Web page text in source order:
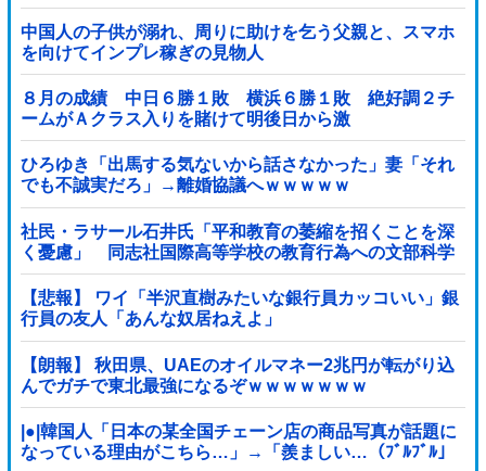
中国人の子供が溺れ、周りに助けを乞う父親と、スマホ
を向けてインプレ稼ぎの見物人
８月の成績 中日６勝１敗 横浜６勝１敗 絶好調２チ
ームがＡクラス入りを賭けて明後日から激
突！！！！！！！！！他
ひろゆき「出馬する気ないから話さなかった」妻「それ
でも不誠実だろ」→離婚協議へｗｗｗｗｗ
社民・ラサール石井氏「平和教育の萎縮を招くことを深
く憂慮」 同志社国際高等学校の教育行為への文部科学
省の対応に関する質問主意書 [少考さん★]
【悲報】 ワイ「半沢直樹みたいな銀行員カッコいい」銀
行員の友人「あんな奴居ねえよ」
【朗報】 秋田県、UAEのオイルマネー2兆円が転がり込
んでガチで東北最強になるぞｗｗｗｗｗｗｗ
|●|韓国人「日本の某全国チェーン店の商品写真が話題に
なっている理由がこちら…」→「羨ましい…（ﾌﾞﾙﾌﾞﾙ」